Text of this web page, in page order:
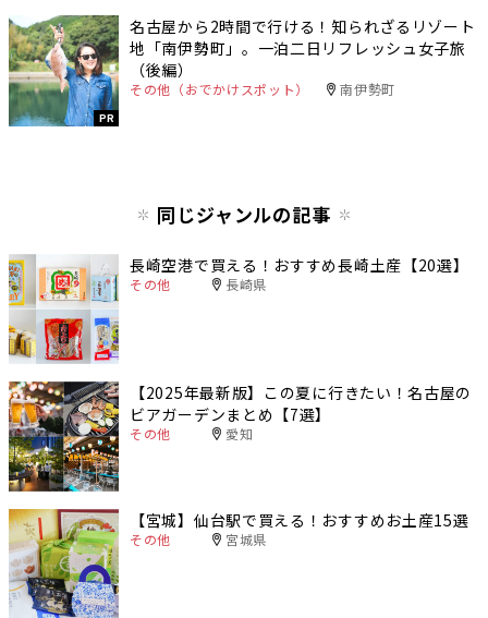
PR
名古屋から2時間で行ける！知られざるリゾート
地「南伊勢町」。一泊二日リフレッシュ女子旅
（後編）
その他（おでかけスポット） 南伊勢町
同じジャンルの記事
長崎空港で買える！おすすめ長崎土産【20選】
その他 長崎県
【2025年最新版】この夏に行きたい！名古屋の
ビアガーデンまとめ【7選】
その他 愛知
【宮城】仙台駅で買える！おすすめお土産15選
その他 宮城県